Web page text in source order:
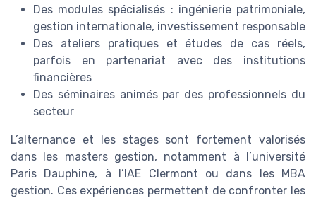
Des modules spécialisés : ingénierie patrimoniale,
gestion internationale, investissement responsable
Des ateliers pratiques et études de cas réels,
parfois en partenariat avec des institutions
financières
Des séminaires animés par des professionnels du
secteur
L’alternance et les stages sont fortement valorisés
dans les masters gestion, notamment à l’université
Paris Dauphine, à l’IAE Clermont ou dans les MBA
gestion. Ces expériences permettent de confronter les